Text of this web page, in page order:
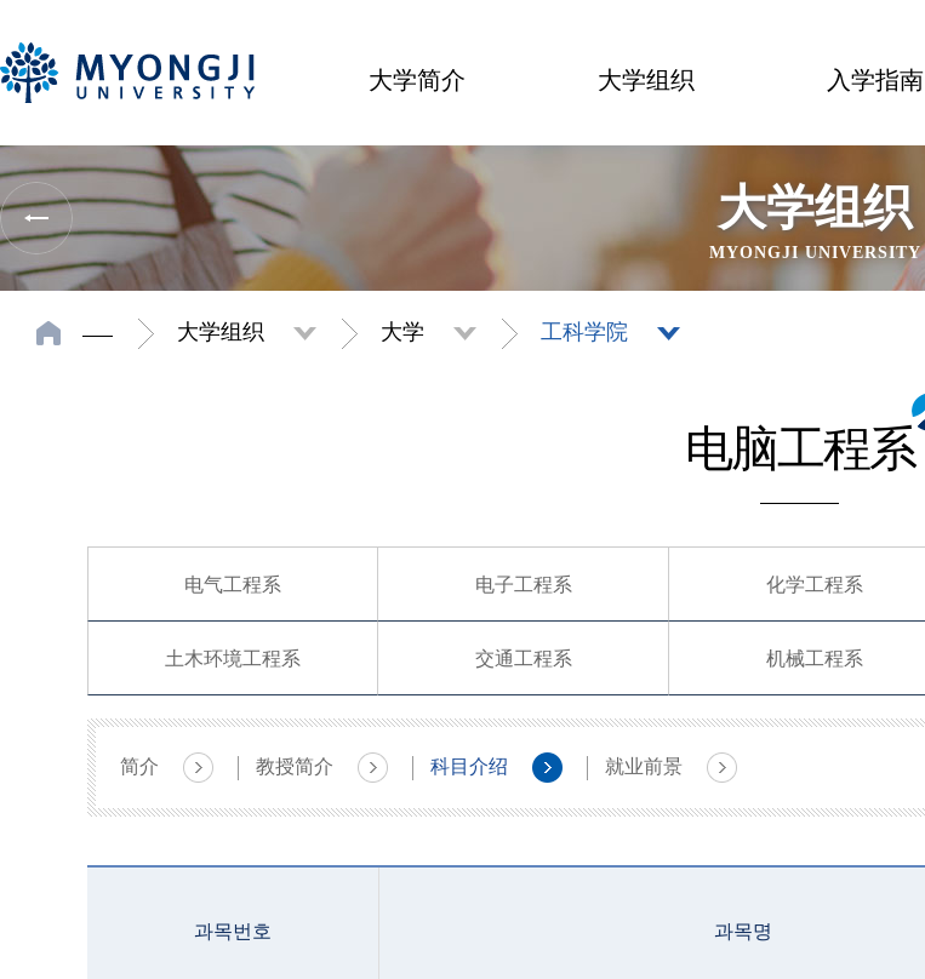
大学简介 大学组织 入学指南
大学组织
MYONGJI UNIVERSITY
大学组织 大学 工科学院
电脑工程系
电气工程系 电子工程系 化学工程系
土木环境工程系 交通工程系 机械工程系
简介 教授简介 科目介绍 就业前景
과목번호 과목명